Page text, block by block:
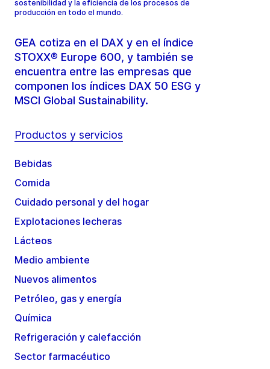
sostenibilidad y la eficiencia de los procesos de
producción en todo el mundo.
GEA cotiza en el DAX y en el índice
STOXX® Europe 600, y también se
encuentra entre las empresas que
componen los índices DAX 50 ESG y
MSCI Global Sustainability.
Productos y servicios
Bebidas
Comida
Cuidado personal y del hogar
Explotaciones lecheras
Lácteos
Medio ambiente
Nuevos alimentos
Petróleo, gas y energía
Química
Refrigeración y calefacción
Sector farmacéutico